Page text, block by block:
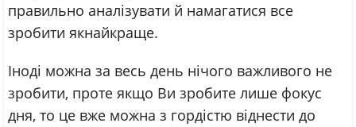
правильно аналізувати й намагатися все
зробити якнайкраще.
Іноді можна за весь день нічого важливого не
зробити, проте якщо Ви зробите лише фокус
дня, то це вже можна з гордістю віднести до